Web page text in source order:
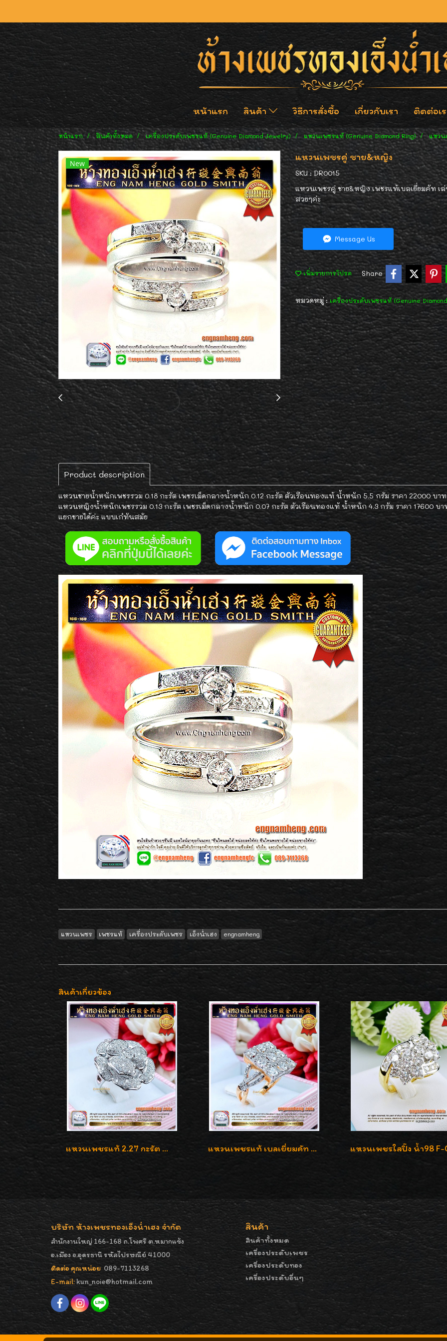
หน้าแรก สินค้า วิธีการสั่งซื้อ เกี่ยวกับเรา ติดต่อเ
หน้าแรก สินค้าทั้งหมด เครื่องประดับเพชรแท้ (Genuine Diamond Jewelry) แหวนเพชรแท้ (Genuine Diamond Ring) แหวน
New
แหวนเพชรคู่ ชาย&หญิง
SKU : DR0015
แหวนเพชรคู่ ชาย&หญิง เพชรแท้เบลเยี่ยมคัท
สวยๆค่ะ
Message Us
เพิ่มรายการโปรด Share
หมวดหมู่ :เครื่องประดับเพชรแท้ (Genuine
Product description
แหวนชายน้ำหนักเพชรรวม 0.18 กะรัต เพชรเม็ดกลางน้ำหนัก 0.12 กะรัต ตัวเรือนทองแท้ น้ำหนัก 5.5 กรัม ราคา 22000 บาท
แหวนหญิงน้ำหนักเพชรรวม 0.13 กะรัต เพชรเม็ดกลางน้ำหนัก 0.07 กะรัต ตัวเรือนทองแท้ น้ำหนัก 4.3 กรัม ราคา 17600 บา
แยกขายได้ค่ะ แบบเก๋ทันสมัย
แหวนเพชร เพชรแท้ เครื่องประดับเพชร เอ็งน่ำเฮง engnamheng
สินค้าเกี่ยวข้อง
แหวนเพชรแท้ 2.27 กะรัต น้ำ 100% เบลเยี่ยมคัท ลวดลายดอกกุหลาบหรู แหวนเพชรแท้ เบลเยี่ยมคัท 2.39 กะรัต น้ำ 98 F-Color/VVS ดีไซน์หน้ากว้างหรูเต็มนิ้ว
บริษัท ห้างเพชรทองเอ็งน่ำเฮง จำกัด
สำนักงานใหญ่ 166-168 ถ.โพศรี ต.หมากแข้ง
อ.เมือง จ.อุดรธานี รหัสไปรษณีย์ 41000
ติดต่อ คุณหน่อย 089-7113268
E-mail:kun_noie@hotmail.com
สินค้า
สินค้าทั้งหมด
เครื่องประดับเพชร
เครื่องประดับทอง
เครื่องประดับอื่นๆ